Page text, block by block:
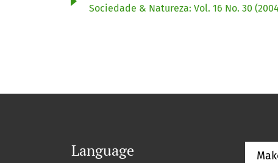
Sociedade & Natureza: Vol. 16 No. 30
Language